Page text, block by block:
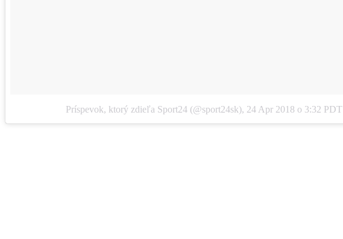
Príspevok, ktorý zdieľa Sport24 (@sport24sk), 24 Apr 2018 o 3:32 PDT